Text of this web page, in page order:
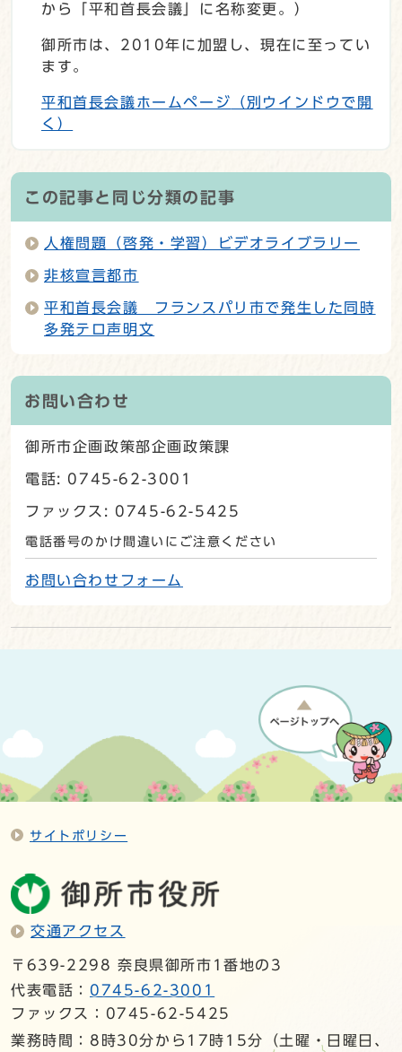
から「平和首長会議」に名称変更。）
御所市は、2010年に加盟し、現在に至ってい
ます。
平和首長会議ホームページ （別ウインドウで開
く）
この記事と同じ分類の記事
人権問題（啓発・学習）ビデオライブラリー
非核宣言都市
平和首長会議 フランスパリ市で発生した同時
多発テロ声明文
お問い合わせ
御所市企画政策部企画政策課
電話: 0745-62-3001
ファックス: 0745-62-5425
電話番号のかけ間違いにご注意ください
お問い合わせフォーム
サイトポリシー
交通アクセス
〒639-2298 奈良県御所市1番地の3
代表電話： 0745-62-3001
ファックス：0745-62-5425
業務時間：8時30分から17時15分（土曜・日曜日、